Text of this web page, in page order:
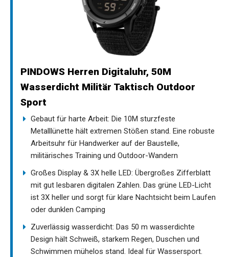
PINDOWS Herren Digitaluhr, 50M
Wasserdicht Militär Taktisch Outdoor
Sport
Gebaut für harte Arbeit: Die 10M sturzfeste
Metalllünette hält extremen Stößen stand. Eine robuste
Arbeitsuhr für Handwerker auf der Baustelle,
militärisches Training und Outdoor-Wandern
Großes Display & 3X helle LED: Übergroßes Zifferblatt
mit gut lesbaren digitalen Zahlen. Das grüne LED-Licht
ist 3X heller und sorgt für klare Nachtsicht beim Laufen
oder dunklen Camping
Zuverlässig wasserdicht: Das 50 m wasserdichte
Design hält Schweiß, starkem Regen, Duschen und
Schwimmen mühelos stand. Ideal für Wassersport.